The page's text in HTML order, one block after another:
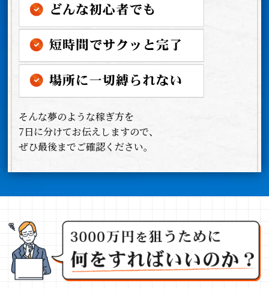
そんな夢のような稼ぎ方を
7日に分けてお伝えしますので、
ぜひ最後までご確認ください。